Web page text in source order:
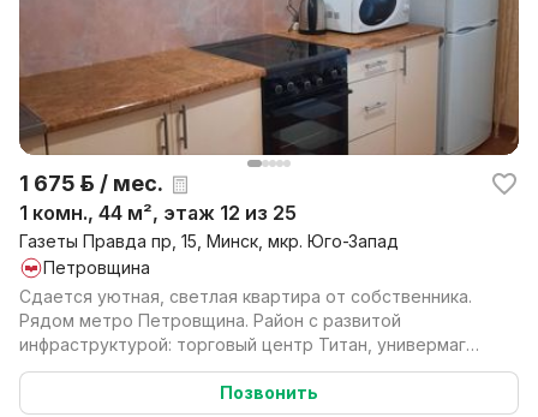
1 675 р. / мес.
1 комн., 44 м², этаж 12 из 25
Газеты Правда пр, 15, Минск, мкр. Юго-Запад
Петровщина
Сдается уютная, светлая квартира от собственника.
Рядом метро Петровщина. Район с развитой
инфраструктурой: торговый центр Титан, универмаг
Кирмаш, ма...
Позвонить